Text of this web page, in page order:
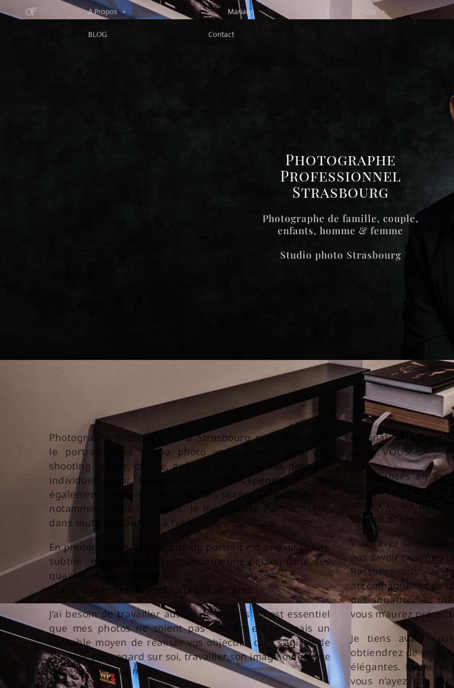
A Propos Mariage Studio
BLOG Contact
Photographe
Professionnel
Strasbourg
Photographe de famille, couple,
enfants, homme & femme
Studio photo Strasbourg
Photographe professionnel à Strasbourg spécialisé dans
le portrait, mon studio photo vous accueil pour des
shooting famille, couple, enfants ou encore des portraits
individuels pour homme et femme. Cependant, il est
également possible d’imaginer des séance en extérieur et
notamment dans la nature. Je me déplace hors d’Alsace,
dans toute la France et à l’étranger.
En photographie, la pratique du portrait est une discipline
subtile : mon but est de retranscrire une personnalité, ses
qualités et ses valeurs.
J’aime capter des images fortes et sincères.
J’ai besoin de travailler autour de projets : il est essentiel
que mes photos ne soient pas une fin en soi, mais un
véritable moyen de réaliser vos objectifs; qu’il s’agisse de
changer son regard sur soi, travailler son image ou encore
dépasser ses craintes…
original,
sujet : VOUS!
Les séances en
« reportage » aux
contexte, tel que
séance photo.
Vous avez sans
pas savoir poser ou
Rassurez-vous :
accompagner et de
des situations et
vous m’aurez
Je tiens avant
obtiendrez de votre
élégantes. Même si
vous n’ayez pas